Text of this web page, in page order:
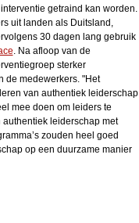
getraind kan worden.
uit landen als Duitsland,
30 dagen lang gebruik
. Na afloop van de
sterker
de medewerkers. "Het
van authentiek leiderschap
mee doen om leiders te
leiderschap met
zouden heel goed
op een duurzame manier